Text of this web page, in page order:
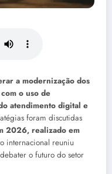
a modernização dos
o uso de
atendimento digital e
foram discutidas
2026, realizado em
internacional reuniu
o futuro do setor